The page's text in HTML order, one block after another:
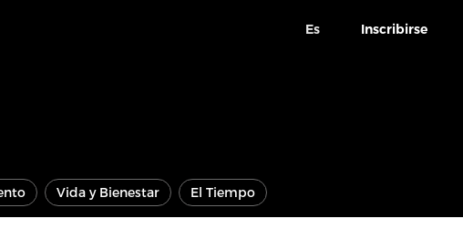
Es Inscribirse
Vida y Bienestar El Tiempo